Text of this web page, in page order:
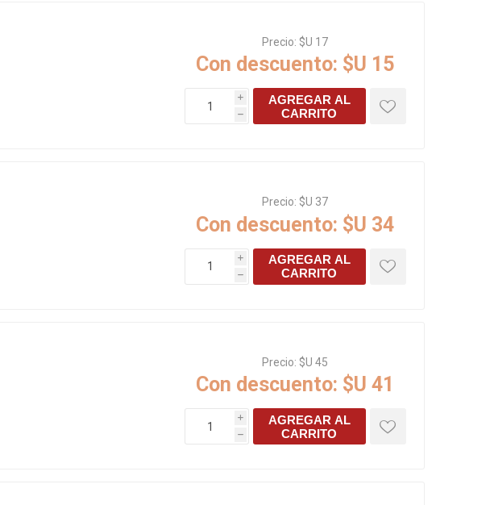
Precio de Envío por zonas
Ofertas
Precio: $U 17
Con descuento: $U 15
i
h
AGREGAR AL
CARRITO
Precio: $U 37
Con descuento: $U 34
i
h
AGREGAR AL
CARRITO
Precio: $U 45
Con descuento: $U 41
i
h
AGREGAR AL
CARRITO